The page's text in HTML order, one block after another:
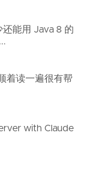
能用 Java 8 的
着读一遍很有帮
with Claude